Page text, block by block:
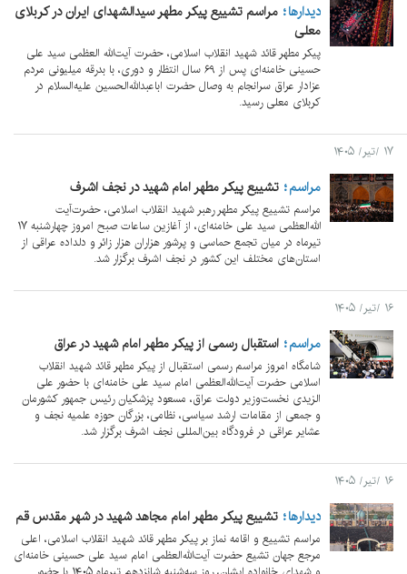
دیدارها مراسم تشییع پیکر مطهر سیدالشهدای ایران در کربلای
معلی
پیکر مطهر قائد شهید انقلاب اسلامی، حضرت آیت‌الله العظمی سید علی
حسینی خامنه‌ای پس از ۶۹ سال انتظار و دوری، با بدرقه میلیونی مردم
عزادار عراق سرانجام به وصال حضرت اباعبدالله‌الحسین علیه‌السلام در
کربلای معلی رسید.
۱۷ /تیر/ ۱۴۰۵
مراسم تشییع پیکر مطهر امام شهید در نجف اشرف
مراسم تشییع پیکر مطهر رهبر شهید انقلاب اسلامی، حضرت‌آیت
الله‌العظمی سید علی خامنه‌ای، از آغازین ساعات صبح امروز چهارشنبه ۱۷
تیرماه در میان تجمع حماسی و پرشور هزاران هزار زائر و دلداده عراقی از
استان‌های مختلف این کشور در نجف اشرف برگزار شد.
۱۶ /تیر/ ۱۴۰۵
مراسم استقبال رسمی از پیکر مطهر امام شهید در عراق
شامگاه امروز مراسم رسمی استقبال از پیکر مطهر قائد شهید انقلاب
اسلامی حضرت آیت‌الله‌العظمی امام سید علی خامنه‌ای با حضور علی
الزیدی نخست‌وزیر دولت عراق، مسعود پزشکیان رئیس جمهور کشورمان
و جمعی از مقامات ارشد سیاسی، نظامی، بزرگان حوزه علمیه نجف و
عشایر عراقی در فرودگاه بین‌المللی نجف اشرف برگزار شد.
۱۶ /تیر/ ۱۴۰۵
دیدارها تشییع پیکر مطهر امام مجاهد شهید در شهر مقدس قم
مراسم تشییع و اقامه نماز بر پیکر مطهر قائد شهید انقلاب اسلامی، اعلی
مرجع جهان تشیع حضرت آیت‌الله‌العظمی امام سید علی حسینی خامنه‌ای